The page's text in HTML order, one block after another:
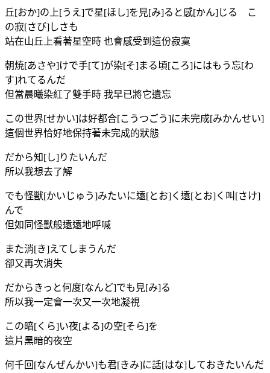
丘[おか]の上[うえ]で星[ほし]を見[み]ると感[かん]じる こ
の寂[さび]しさも
站在山丘上看著星空時 也會感受到這份寂寞
朝焼[あさや]けで手[て]が染[そ]まる頃[ころ]にはもう忘[わ
す]れてるんだ
但當晨曦染紅了雙手時 我早已將它遺忘
この世界[せかい]は好都合[こうつごう]に未完成[みかんせい]
這個世界恰好地保持著未完成的狀態
だから知[し]りたいんだ
所以我想去了解
でも怪獣[かいじゅう]みたいに遠[とお]く遠[とお]く叫[さけ]
んで
但如同怪獸般遠遠地呼喊
また消[き]えてしまうんだ
卻又再次消失
だからきっと何度[なんど]でも見[み]る
所以我一定會一次又一次地凝視
この暗[くら]い夜[よる]の空[そら]を
這片黑暗的夜空
何千回[なんぜんかい]も君[きみ]に話[はな]しておきたいんだ